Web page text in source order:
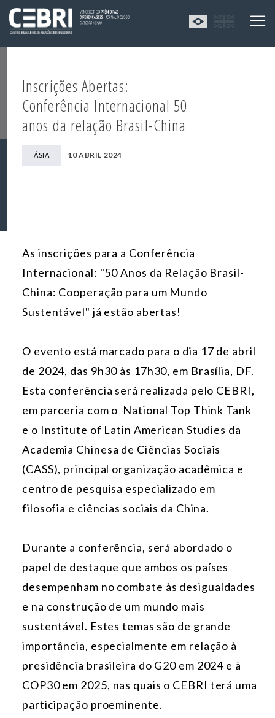
Inscrições Abertas:
Conferência Internacional 50
anos da relação Brasil-China
ÁSIA 10 ABRIL 2024
As inscrições para a Conferência
Internacional: "50 Anos da Relação Brasil-
China: Cooperação para um Mundo
Sustentável" já estão abertas!
O evento está marcado para o dia 17 de abril
de 2024, das 9h30 às 17h30, em Brasília, DF.
Esta conferência será realizada pelo CEBRI,
em parceria com o National Top Think Tank
e o Institute of Latin American Studies da
Academia Chinesa de Ciências Sociais
(CASS), principal organização acadêmica e
centro de pesquisa especializado em
filosofia e ciências sociais da China.
Durante a conferência, será abordado o
papel de destaque que ambos os países
desempenham no combate às desigualdades
e na construção de um mundo mais
sustentável. Estes temas são de grande
importância, especialmente em relação à
presidência brasileira do G20 em 2024 e à
COP30 em 2025, nas quais o CEBRI terá uma
participação proeminente.